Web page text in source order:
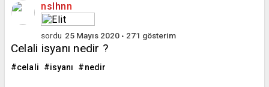
nslhnn
sordu 25 Mayıs 2020 271 gösterim
Celali isyanı nedir ?
celali isyanı nedir